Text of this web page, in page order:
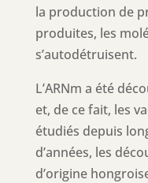
la production de
produites, les
s’autodétruisent.
L’ARNm a été
et, de ce fait, les
étudiés depuis
d’années, les
d’origine